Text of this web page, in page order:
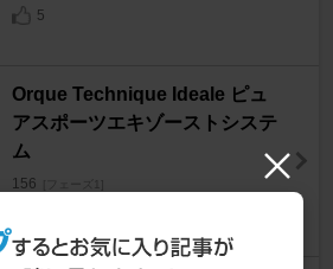
5
Orque Technique Ideale ピュ
アスポーツエキゾーストシステ
ム
156 [フェーズ1]